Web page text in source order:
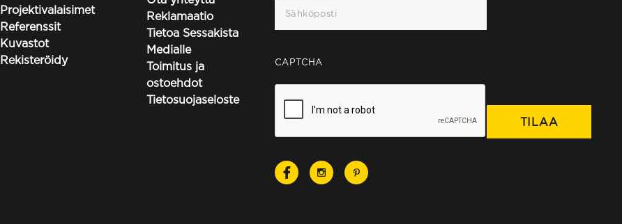
Projektivalaisimet
Referenssit
Kuvastot
Rekisteröidy
Reklamaatio
Tietoa Sessakista
Medialle
Toimitus ja
ostoehdot
Tietosuojaseloste
CAPTCHA